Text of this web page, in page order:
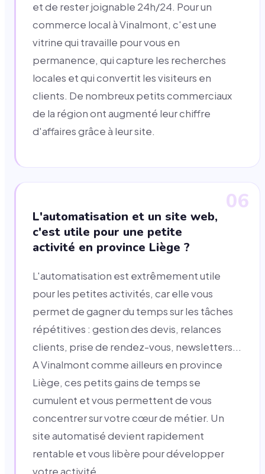
et de rester joignable 24h/24. Pour un
commerce local à Vinalmont, c'est une
vitrine qui travaille pour vous en
permanence, qui capture les recherches
locales et qui convertit les visiteurs en
clients. De nombreux petits commerciaux
de la région ont augmenté leur chiffre
d'affaires grâce à leur site.
06
L'automatisation et un site web,
c'est utile pour une petite
activité en province Liège ?
L'automatisation est extrêmement utile
pour les petites activités, car elle vous
permet de gagner du temps sur les tâches
répétitives : gestion des devis, relances
clients, prise de rendez-vous, newsletters...
A Vinalmont comme ailleurs en province
Liège, ces petits gains de temps se
cumulent et vous permettent de vous
concentrer sur votre cœur de métier. Un
site automatisé devient rapidement
rentable et vous libère pour développer
votre activité.